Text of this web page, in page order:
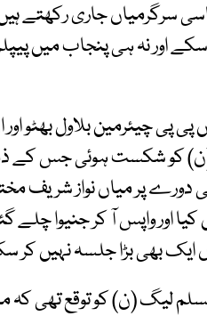
سرگرمیاں جاری رکھتے
اور نہ ہی پنجاب میں
پی چیئرمین بلاول بھٹو اور
کو شکست ہوئی جس کے
پر میاں نواز شریف
اور واپس آ کر جنیوا چلے
بھی بڑا جلسہ نہیں کر
لیگ (ن) کو توقع تھی